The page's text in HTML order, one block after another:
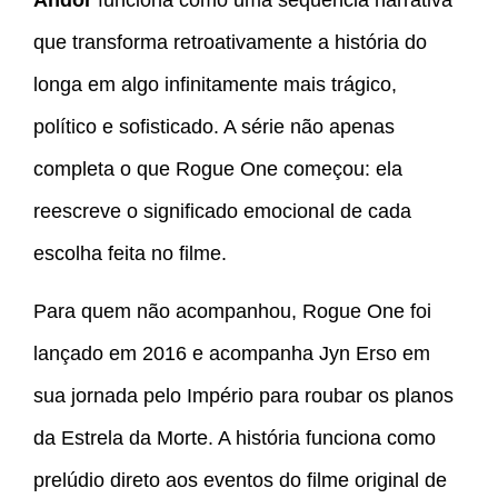
que transforma retroativamente a história do
longa em algo infinitamente mais trágico,
político e sofisticado. A série não apenas
completa o que Rogue One começou: ela
reescreve o significado emocional de cada
escolha feita no filme.
Para quem não acompanhou, Rogue One foi
lançado em 2016 e acompanha Jyn Erso em
sua jornada pelo Império para roubar os planos
da Estrela da Morte. A história funciona como
prelúdio direto aos eventos do filme original de